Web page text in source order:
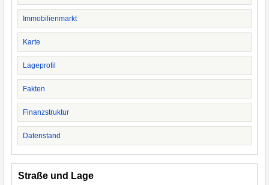
Immobilienmarkt
Karte
Lageprofil
Fakten
Finanzstruktur
Datenstand
Straße und Lage